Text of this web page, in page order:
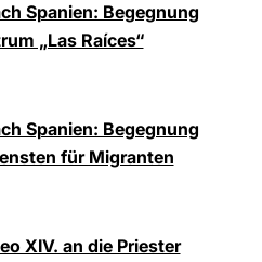
Spanien: Begegnung
„Las Raíces“
Spanien: Begegnung
für Migranten
XIV. an die Priester